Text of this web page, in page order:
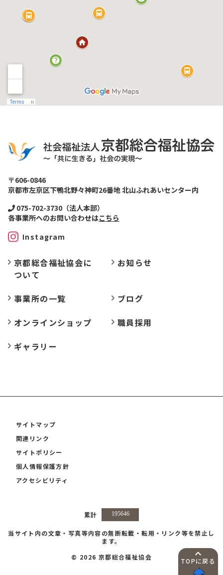
〒606-0846
京都市左京区下鴨北野々神町26番地 北山ふれあいセンター内
075-702-3730（法人本部）
各事業所へのお問い合わせはこちら
Instagram
京都総合福祉協会に
ついて
お知らせ
事業所の一覧
ブログ
オンラインショップ
職員採用
ギャラリー
サイトマップ
関連リンク
サイトポリシー
個人情報保護方針
アクセシビリティ
累計
当サイト内の文章・写真等内容の無断転載・転用・リンク等を禁止し
ます。
© 2026 京都総合福祉協会
TOPに戻る